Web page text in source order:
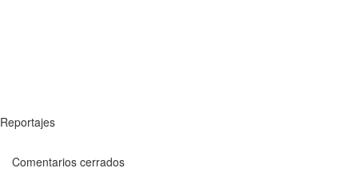
Reportajes
Comentarios cerrados